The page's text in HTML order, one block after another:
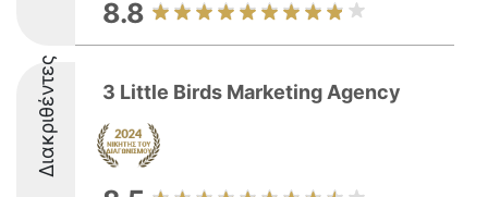
8.8
Διακριθέντες 3 Little Birds Marketing Agency